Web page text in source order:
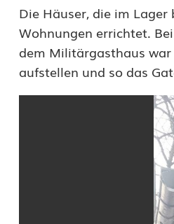
e
h
r
t
Die Häuser, die im
Wohnungen errichtet.
dem Militärgasthaus war
aufstellen und so das